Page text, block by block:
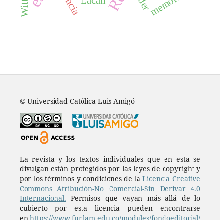
© Universidad Católica Luis Amigó
La revista y los textos individuales que en esta se
divulgan están protegidos por las leyes de copyright y
por los términos y condiciones de laLicencia Creative
Commons Atribución-No Comercial-Sin Derivar 4.0
Internacional. Permisos que vayan más allá de lo
cubierto por esta licencia pueden encontrarse
en https://www.funlam.edu.co/modules/fondoeditorial/